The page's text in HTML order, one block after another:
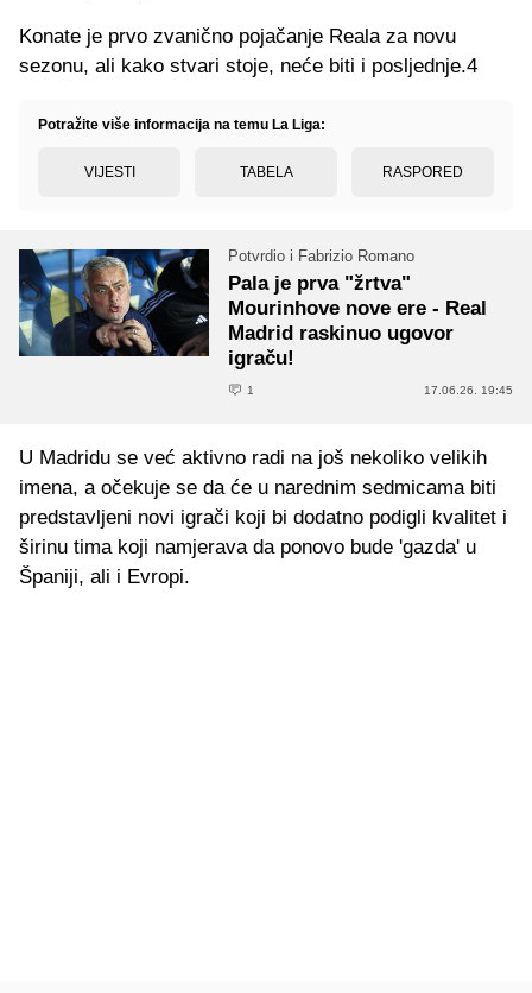
Konate je prvo zvanično pojačanje Reala za novu
sezonu, ali kako stvari stoje, neće biti i posljednje.4
Potražite više informacija na temu La Liga:
VIJESTI TABELA RASPORED
Potvrdio i Fabrizio Romano
Pala je prva "žrtva"
Mourinhove nove ere - Real
Madrid raskinuo ugovor
igraču!
1 17.06.26. 19:45
U Madridu se već aktivno radi na još nekoliko velikih
imena, a očekuje se da će u narednim sedmicama biti
predstavljeni novi igrači koji bi dodatno podigli kvalitet i
širinu tima koji namjerava da ponovo bude 'gazda' u
Španiji, ali i Evropi.